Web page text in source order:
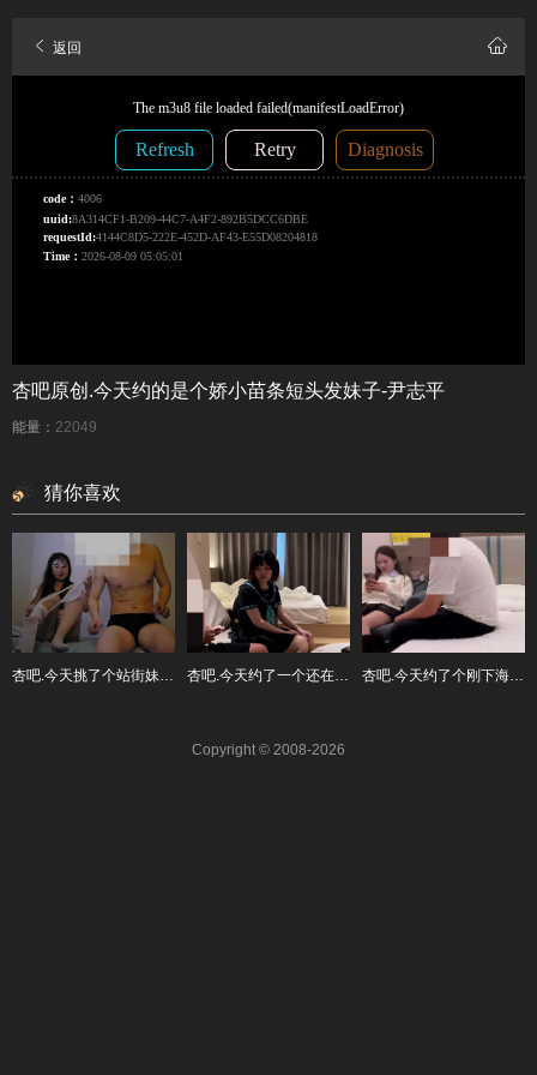
返回
杏吧原创.今天约的是个娇小苗条短头发妹子-尹志平
能量： 22049
猜你喜欢
杏吧.今天约了一个还在上学的JK学生妹-史莱姆 杏吧.今天约了个刚下海的白富美-邓西门
Copyright © 2008-2026